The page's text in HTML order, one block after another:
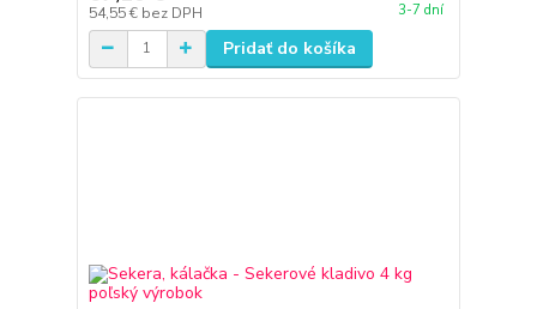
54,55 € bez DPH 3-7 dní
Pridať do košíka